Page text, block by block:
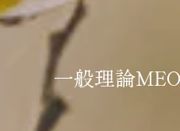
一般理論